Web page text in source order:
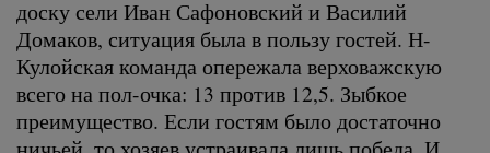
доску сели Иван Сафоновский и Василий
Домаков, ситуация была в пользу гостей. Н-
Кулойская команда опережала верховажскую
всего на пол-очка: 13 против 12,5. Зыбкое
преимущество. Если гостям было достаточно